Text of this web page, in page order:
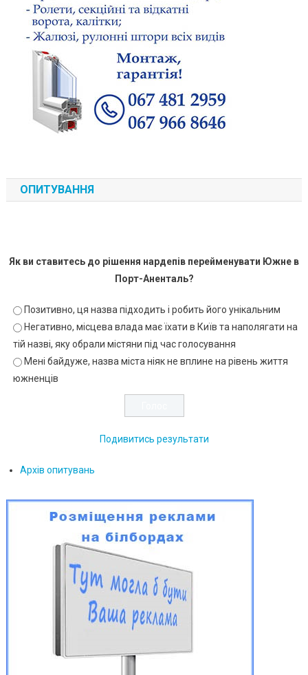
ОПИТУВАННЯ
Як ви ставитесь до рішення нардепів перейменувати Южне в
Порт-Аненталь?
Позитивно, ця назва підходить і робить його унікальним
Негативно, місцева влада має їхати в Київ та наполягати на
тій назві, яку обрали містяни під час голосування
Мені байдуже, назва міста ніяк не вплине на рівень життя
южненців
Подивитись результати
Архів опитувань